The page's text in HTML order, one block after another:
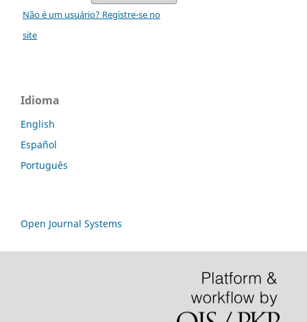
Não é um usuário? Registre-se no
site
Idioma
English
Español
Português
Open Journal Systems